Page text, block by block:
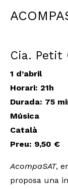
Cia. Petit
1 d’abril
Horari: 21h
Durada: 75
Música
Català
Preu: 9,50 €
AcompaSAT,
proposa una